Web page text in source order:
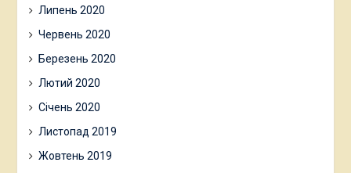
Липень 2020
Червень 2020
Березень 2020
Лютий 2020
Січень 2020
Листопад 2019
Жовтень 2019